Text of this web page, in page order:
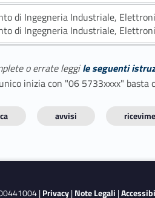
di Ingegneria Industriale,
di Ingegneria Industriale,
o errate leggile seguenti
inizia con "06 5733xxxx"
avvisi
|Privacy|Note Legali |